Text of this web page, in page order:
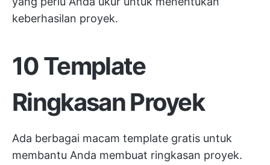
keberhasilan proyek.
10 Template
Ringkasan Proyek
Ada berbagai macam template gratis untuk
membantu Anda membuat ringkasan proyek.